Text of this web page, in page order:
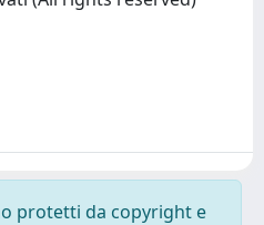
protetti da copyright e